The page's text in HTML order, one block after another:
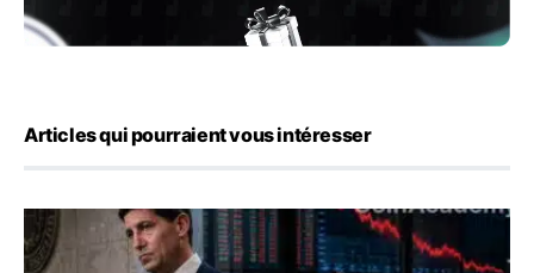
Articles qui pourraient vous intéresser
Kevin Warsh maintient sa communication minimaliste